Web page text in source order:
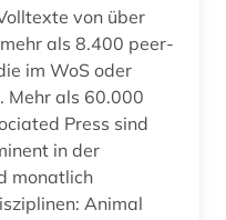
von über
als 8.400 peer-
im WoS oder
Mehr als 60.000
Press sind
in der
monatlich